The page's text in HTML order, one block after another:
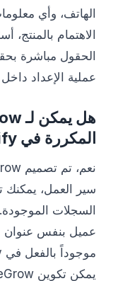
الهاتف، وأي
الاهتمام
عملية الإعداد داخل eGrow.
المكررة في Shopify؟
عميل بنفس عنوان